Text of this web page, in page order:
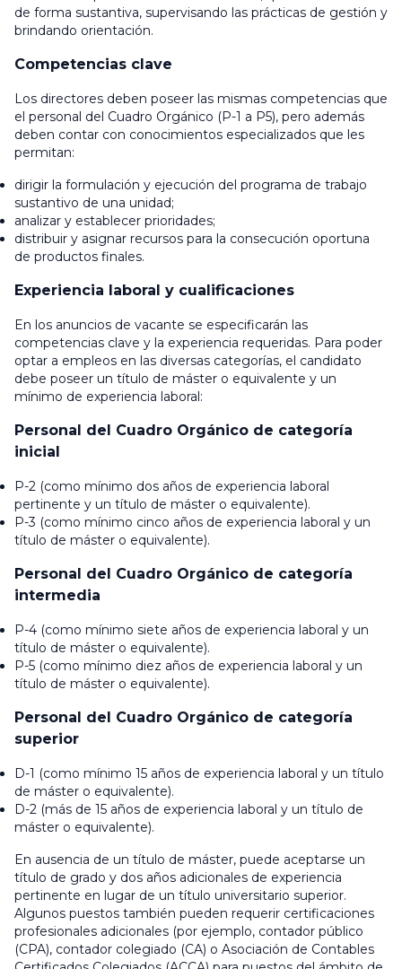
de forma sustantiva, supervisando las prácticas de gestión y
brindando orientación.
Competencias clave
Los directores deben poseer las mismas competencias que
el personal del Cuadro Orgánico (P-1 a P5), pero además
deben contar con conocimientos especializados que les
permitan:
dirigir la formulación y ejecución del programa de trabajo
sustantivo de una unidad;
analizar y establecer prioridades;
distribuir y asignar recursos para la consecución oportuna
de productos finales.
Experiencia laboral y cualificaciones
En los anuncios de vacante se especificarán las
competencias clave y la experiencia requeridas. Para poder
optar a empleos en las diversas categorías, el candidato
debe poseer un título de máster o equivalente y un
mínimo de experiencia laboral:
Personal del Cuadro Orgánico de categoría
inicial
P-2 (como mínimo dos años de experiencia laboral
pertinente y un título de máster o equivalente).
P-3 (como mínimo cinco años de experiencia laboral y un
título de máster o equivalente).
Personal del Cuadro Orgánico de categoría
intermedia
P-4 (como mínimo siete años de experiencia laboral y un
título de máster o equivalente).
P-5 (como mínimo diez años de experiencia laboral y un
título de máster o equivalente).
Personal del Cuadro Orgánico de categoría
superior
D-1 (como mínimo 15 años de experiencia laboral y un título
de máster o equivalente).
D-2 (más de 15 años de experiencia laboral y un título de
máster o equivalente).
En ausencia de un título de máster, puede aceptarse un
título de grado y dos años adicionales de experiencia
pertinente en lugar de un título universitario superior.
Algunos puestos también pueden requerir certificaciones
profesionales adicionales (por ejemplo, contador público
(CPA), contador colegiado (CA) o Asociación de Contables